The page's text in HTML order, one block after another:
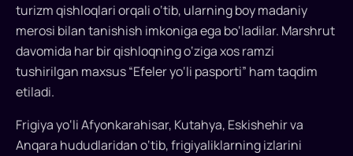
turizm qishloqlari orqali o‘tib, ularning boy madaniy
merosi bilan tanishish imkoniga ega bo‘ladilar. Marshrut
davomida har bir qishloqning o‘ziga xos ramzi
tushirilgan maxsus “Efeler yo‘li pasporti” ham taqdim
etiladi.
Frigiya yo‘li Afyonkarahisar, Kutahya, Eskishehir va
Anqara hududlaridan o‘tib, frigiyaliklarning izlarini